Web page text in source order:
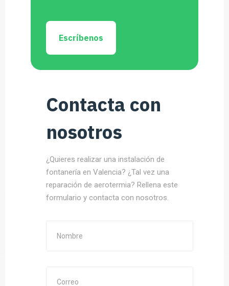
Escríbenos
Contacta con
nosotros
¿Quieres realizar una instalación de
fontanería en Valencia? ¿Tal vez una
reparación de aerotermia? Rellena este
formulario y contacta con nosotros.